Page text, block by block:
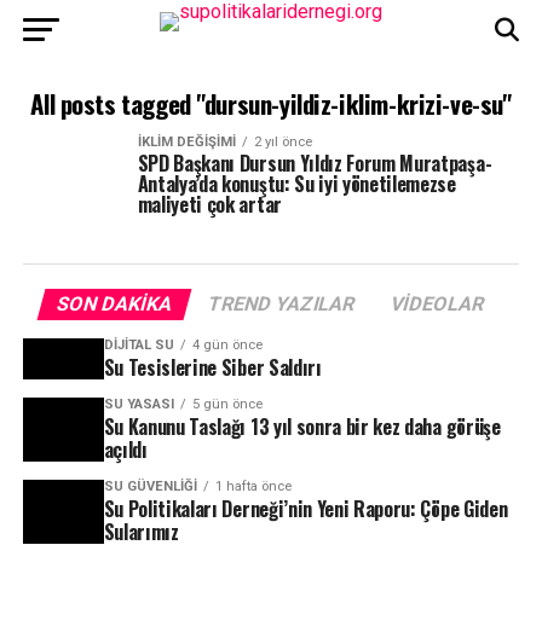
All posts tagged "dursun-yildiz-iklim-krizi-ve-su"
İKLIM DEĞIŞIMI 2 yıl önce
SPD Başkanı Dursun Yıldız Forum Muratpaşa-
Antalya’da konuştu: Su iyi yönetilemezse
maliyeti çok artar
SON DAKIKA TREND YAZILAR VIDEOLAR
DIJITAL SU 4 gün önce
Su Tesislerine Siber Saldırı
SU YASASI 5 gün önce
Su Kanunu Taslağı 13 yıl sonra bir kez daha görüşe
açıldı
SU GÜVENLIĞI 1 hafta önce
Su Politikaları Derneği’nin Yeni Raporu: Çöpe Giden
Sularımız